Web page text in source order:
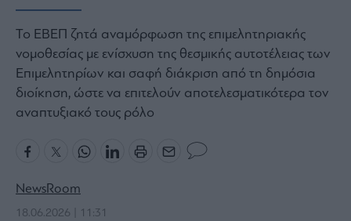
Πολιτισμός
Κοινωνία
Law
Bloomberg
Financial
Times
The
Wiseman
Το ΕΒΕΠ ζητά αναμόρφωση της επιμελητηριακής
νομοθεσίας με ενίσχυση της θεσμικής αυτοτέλειας των
Επιμελητηρίων και σαφή διάκριση από τη δημόσια
διοίκηση, ώστε να επιτελούν αποτελεσματικότερα τον
αναπτυξιακό τους ρόλο
NewsRoom
18.06.2026 | 11:31